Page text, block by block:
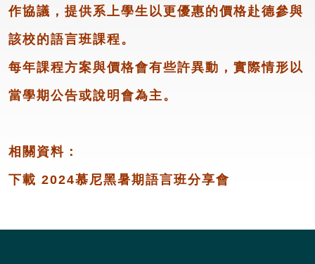
作協議，提供系上學生以更優惠的價格赴德參與
該校的語言班課程。
每年課程方案與價格會有些許異動，實際情形以
當學期公告或說明會為主。
相關資料：
下載 2024慕尼黑暑期語言班分享會